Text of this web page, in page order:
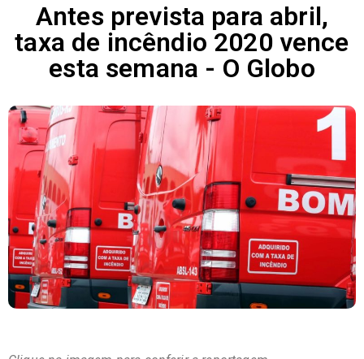
Antes prevista para abril,
taxa de incêndio 2020 vence
esta semana - O Globo